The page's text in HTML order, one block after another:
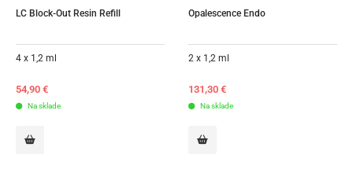
LC Block-Out Resin Refill
4 x 1,2 ml
54,90 €
Na sklade
Opalescence Endo
2 x 1,2 ml
131,30 €
Na sklade